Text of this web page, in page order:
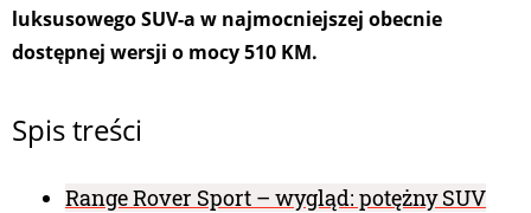
luksusowego SUV-a w najmocniejszej obecnie
dostępnej wersji o mocy 510 KM.
Spis treści
Range Rover Sport – wygląd: potężny SUV